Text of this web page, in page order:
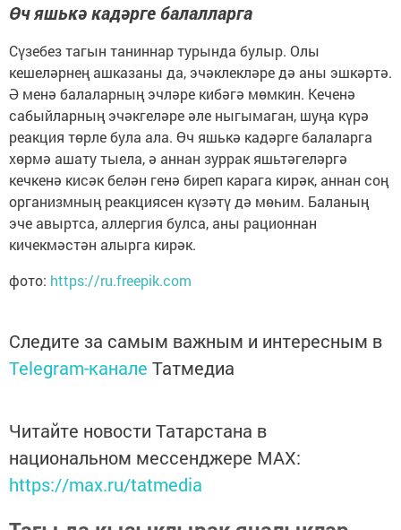
Өч яшькә кадәрге балалларга
Сүзебез тагын таниннар турында булыр. Олы
кешеләрнең ашказаны да, эчәклекләре дә аны эшкәртә.
Ә менә балаларның эчләре кибәгә мөмкин. Кеченә
сабыйларның эчәкгеләре әле ныгымаган, шуңа күрә
реакция төрле була ала. Өч яшькә кадәрге балаларга
хөрмә ашату тыела, ә аннан зуррак яшьтәгеләргә
кечкенә кисәк белән генә биреп карага кирәк, аннан соң
организмның реакциясен күзәтү дә мөһим. Баланың
эче авыртса, аллергия булса, аны рационнан
кичекмәстән алырга кирәк.
фото: https://ru.freepik.com
Следите за самым важным и интересным в
Telegram-канале Татмедиа
Читайте новости Татарстана в
национальном мессенджере MАХ:
https://max.ru/tatmedia